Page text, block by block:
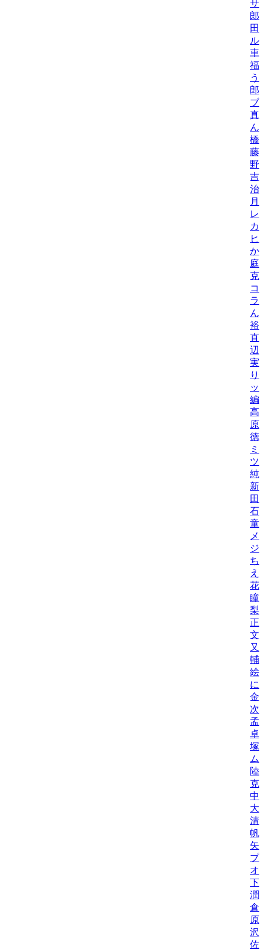
サ
郎
田
ル
車/
福
う
郎
ブ
真
ん
橋
藤
野
吉
治/
月
レ
カ
ヒ
か
庭/
克
コ
ラ
ん
裕/
直
辺
実/
り
ッ
編
高
原
徳/
ミ
ツ
純/
新
田
石
童
メ
ジ
ち
え
花
瞳/
梨
正
文
又
輔/
絵
に
金
次/
孟
卓
塚
ム
陸
克
中
大
清
帆/
矢
プ
オ
下
潤/
倉
原
沢
佐